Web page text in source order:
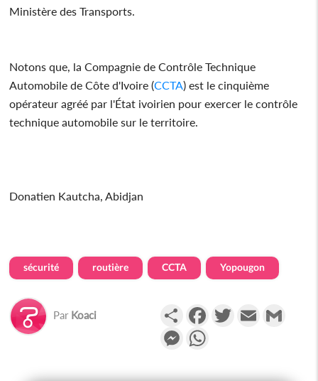
Ministère des Transports.
Notons que, la Compagnie de Contrôle Technique
Automobile de Côte d'Ivoire (CCTA) est le cinquième
opérateur agréé par l'État ivoirien pour exercer le contrôle
technique automobile sur le territoire.
Donatien Kautcha, Abidjan
sécurité routière CCTA Yopougon
Par Koaci PartagerFacebookTwitterEmail
Messenger